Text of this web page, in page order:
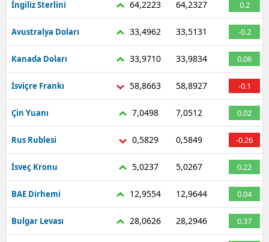
İngiliz Sterlini 64,2223 64,2327 0.2
Avustralya Doları 33,4962 33,5131 -0.2
Kanada Doları 33,9710 33,9834 0.08
İsviçre Frankı 58,8663 58,8927 -0.1
Çin Yuanı 7,0498 7,0512 0.02
Rus Rublesi 0,5829 0,5849 -0.26
İsveç Kronu 5,0237 5,0267 0.22
BAE Dirhemi 12,9554 12,9644 0.04
Bulgar Levası 28,0626 28,2946 0.37